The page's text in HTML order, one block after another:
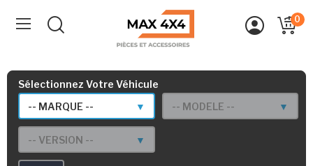
0
Sélectionnez Votre Véhicule
-- MARQUE --
▼ -- MODELE -- ▼
-- VERSION -- ▼